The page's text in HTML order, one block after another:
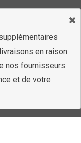
en raison
nos fournisseurs.
et de votre